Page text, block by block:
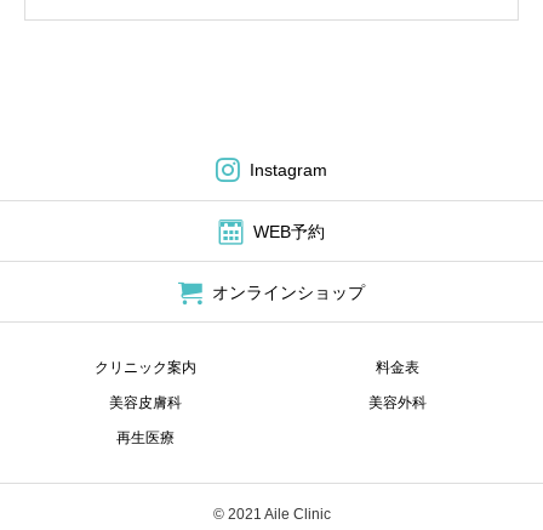
Instagram
WEB予約
オンラインショップ
クリニック案内 料金表
美容皮膚科 美容外科
再生医療
© 2021 Aile Clinic